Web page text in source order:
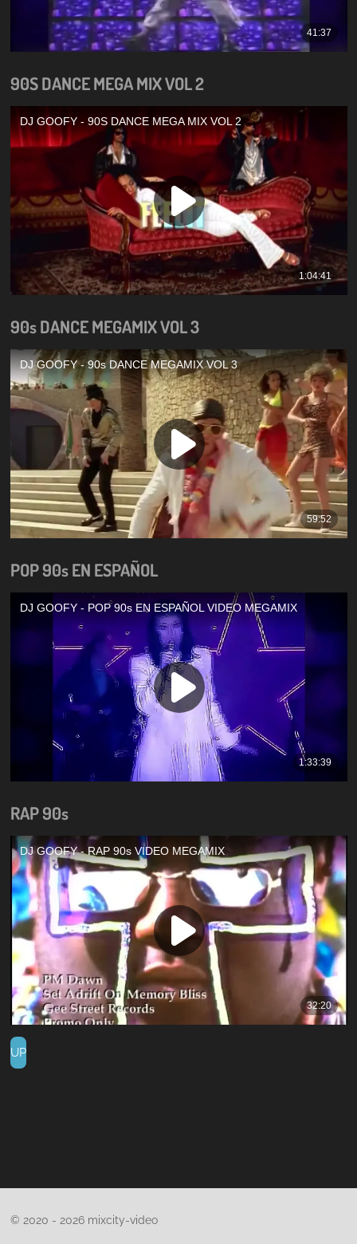
90S DANCE MEGA MIX VOL 2
90s DANCE MEGAMIX VOL 3
POP 90s EN ESPAÑOL
RAP 90s
UP
© 2020 - 2026 mixcity-video